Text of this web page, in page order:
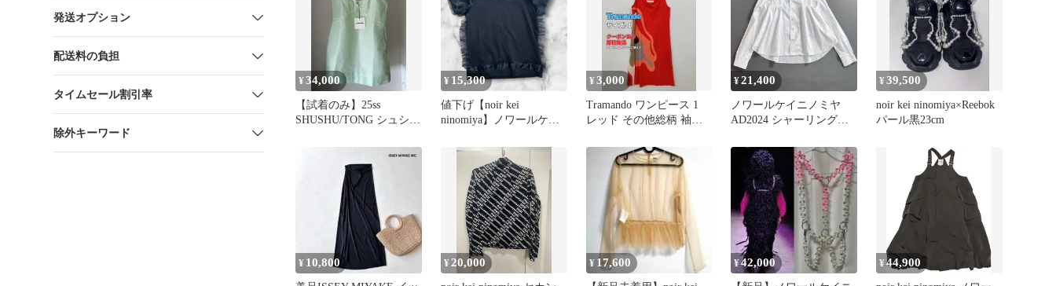
発送オプション
配送料の負担
タイムセール割引率
除外キーワード
¥34,000
【試着のみ】25ss
SHUSHU/TONG シュシュ
¥ 15,300
値下げ【noir kei
ninomiya】ノワールケイ
¥3,000
Tramando ワンピース 1
レッド その他総柄 袖な
レア レディース
¥21,400
ノワールケイニノミヤ
AD2024 シャーリングギ
wg6
¥39,500
noir kei ninomiya×Reebok
パール黒23cm
¥ 10,800 ¥ 20,000 ¥ 17,600 ¥42,000 ¥44,900